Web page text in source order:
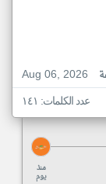
Aug 06, 2026
عدد الكلمات: ١٤١
منذ
يوم